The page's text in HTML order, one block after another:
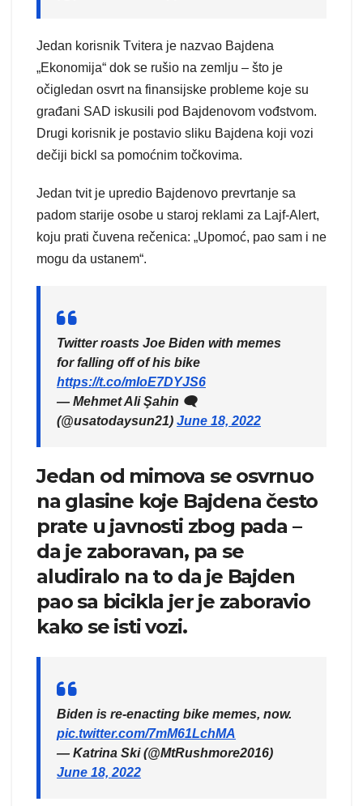
Jedan korisnik Tvitera je nazvao Bajdena
„Ekonomija“ dok se rušio na zemlju – što je
očigledan osvrt na finansijske probleme koje su
građani SAD iskusili pod Bajdenovom vođstvom.
Drugi korisnik je postavio sliku Bajdena koji vozi
dečiji bickl sa pomoćnim točkovima.
Jedan tvit je upredio Bajdenovo prevrtanje sa
padom starije osobe u staroj reklami za Lajf-Alert,
koju prati čuvena rečenica: „Upomoć, pao sam i ne
mogu da ustanem“.
Twitter roasts Joe Biden with memes
for falling off of his bike
https://t.co/mIoE7DYJS6
— Mehmet Ali Şahin 🗨️
(@usatodaysun21) June 18, 2022
Jedan od mimova se osvrnuo
na glasine koje Bajdena često
prate u javnosti zbog pada –
da je zaboravan, pa se
aludiralo na to da je Bajden
pao sa bicikla jer je zaboravio
kako se isti vozi.
Biden is re-enacting bike memes, now.
pic.twitter.com/7mM61LchMA
— Katrina Ski (@MtRushmore2016)
June 18, 2022